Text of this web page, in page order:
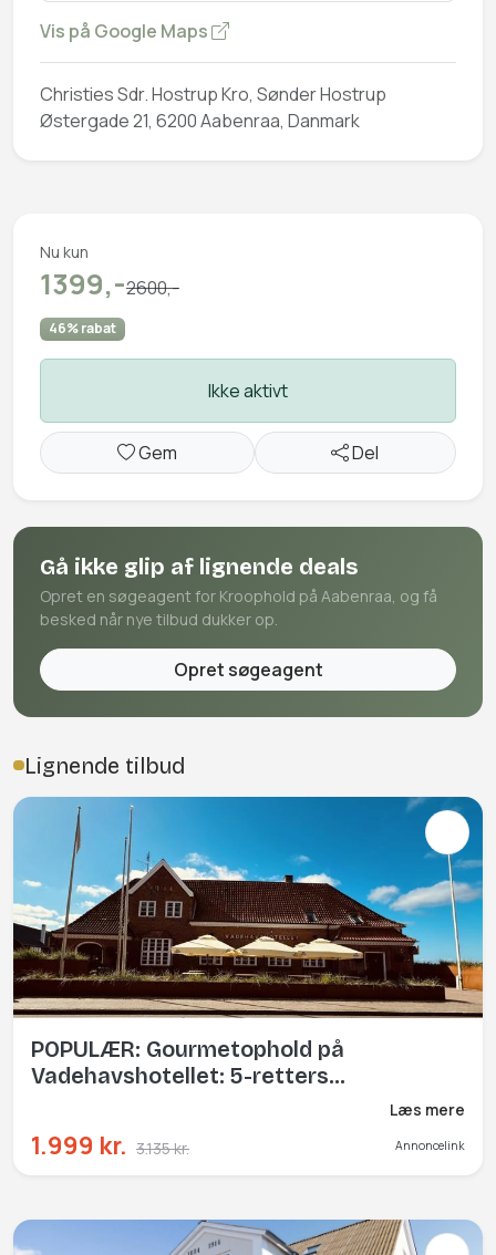
Vis på Google Maps
Christies Sdr. Hostrup Kro, Sønder Hostrup
Østergade 21, 6200 Aabenraa, Danmark
Nu kun
1399,-2600,-
46% rabat
Ikke aktivt
Gem Del
Gå ikke glip af lignende deals
Opret en søgeagent for Kroophold på Aabenraa, og få
besked når nye tilbud dukker op.
Opret søgeagent
Lignende tilbud
POPULÆR: Gourmetophold på
Vadehavshotellet: 5-retters
Læs mere
1.999 kr. 3.135 kr. Annoncelink